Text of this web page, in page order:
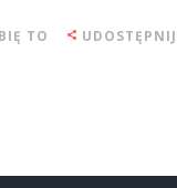
TO UDOSTĘPNIJ